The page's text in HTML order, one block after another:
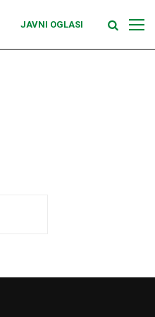
JAVNI OGLASI